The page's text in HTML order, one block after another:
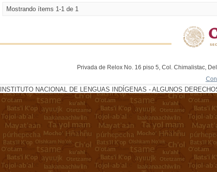
Mostrando ítems 1-1 de 1
Privada de Relox No. 16 piso 5, Col. Chimalistac,
INSTITUTO NACIONAL DE LENGUAS INDÍGENAS - ALGUNOS